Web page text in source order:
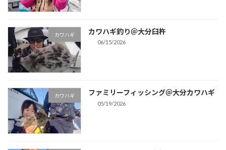
カワハギ カワハギ釣り＠大分臼杵
06/15/2026
カワハギ ファミリーフィッシング＠大分カワハギ
05/19/2026